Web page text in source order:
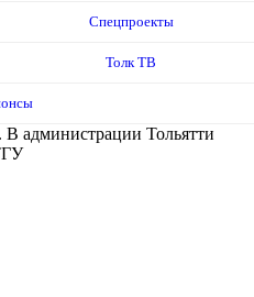
Спецпроекты
Толк ТВ
администрации Тольятти